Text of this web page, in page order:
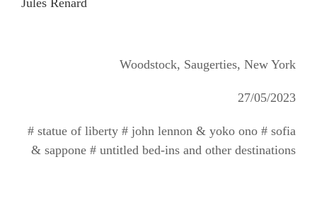
Jules Renard
Woodstock, Saugerties, New York
27/05/2023
# statue of liberty # john lennon & yoko ono # sofia
& sappone # untitled bed-ins and other destinations